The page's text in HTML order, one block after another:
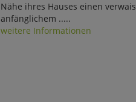
Nähe ihres Hauses einen
anfänglichem .....
weitere Informationen